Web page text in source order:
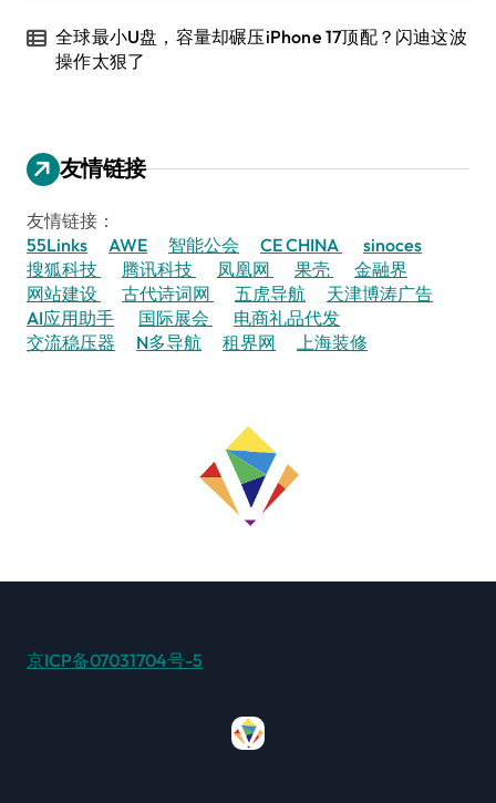
全球最小U盘，容量却碾压iPhone 17顶配？闪迪这波
操作太狠了
友情链接
友情链接：
55Links
AWE 智能公会 CE CHINA
sinoces
搜狐科技
腾讯科技 凤凰网 果壳
金融界
网站建设
古代诗词网 五虎导航
天津博涛广告
AI应用助手
国际展会
电商礼品代发
交流稳压器
N多导航 租界网 上海装修
京ICP备07031704号-5